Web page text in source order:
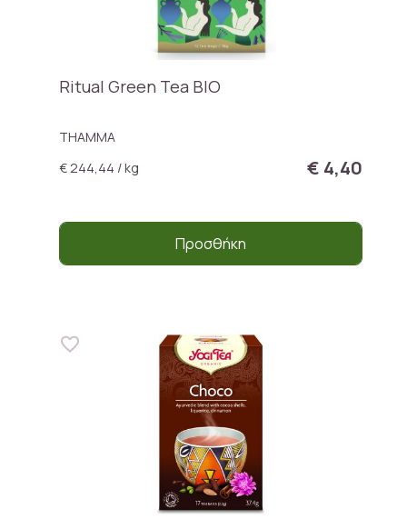
Ritual Green Tea BIO
THAMMA
€ 244,44 / kg
€ 4,40
Προσθήκη